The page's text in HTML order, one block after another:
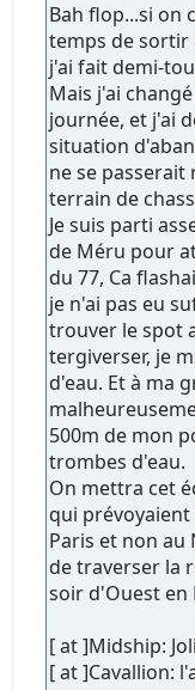
Bah flop...si on
temps de sortir
j'ai fait demi-
Mais j'ai
journée, et j'ai
situation
ne se
terrain de
Je suis parti
de Méru pour
du 77, Ca
je n'ai pas eu
trouver le spot
tergiverser, je
d'eau. Et à ma
500m de mon
trombes d'eau.
On mettra cet
qui prévoyaient
Paris et non au
de traverser la
soir d'Ouest en
[ at ]Midship:
[ at ]Cavallion: